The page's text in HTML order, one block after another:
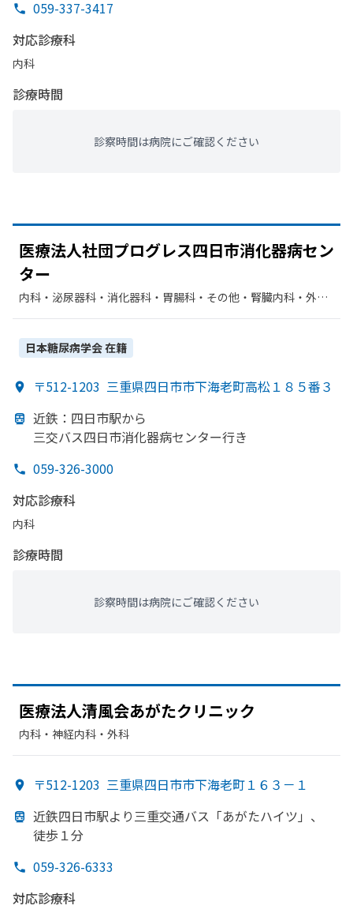
059-337-3417
対応診療科
内科
診療時間
診察時間は病院にご確認ください
医療法人社団プログレス四日市消化器病セン
ター
内科・​泌尿器科・​消化器科・​胃腸科・​その他・​腎臓内科・外
日本糖尿病学会在籍
〒512-1203 三重県四日市市下海老町高松１８５番３
近鉄：四日市駅から
三交バス四日市消化器病センター行き
059-326-3000
対応診療科
内科
診療時間
診察時間は病院にご確認ください
医療法人清風会あがたクリニック
内科・​神経内科・​外科
〒512-1203 三重県四日市市下海老町１６３－１
近鉄四日市駅より三重交通バス「あがたハイツ」、
徒歩１分
059-326-6333
対応診療科